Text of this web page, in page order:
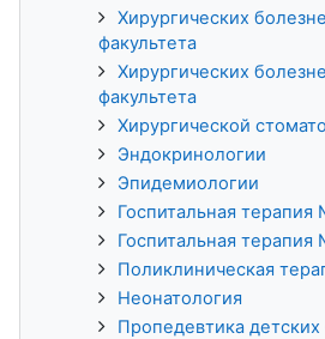
Хирургических
факультета
Хирургических
факультета
Хирургической
Эндокринологии
Эпидемиологии
Госпитальная терапия
Госпитальная терапия
Поликлиническая
Неонатология
Пропедевтика